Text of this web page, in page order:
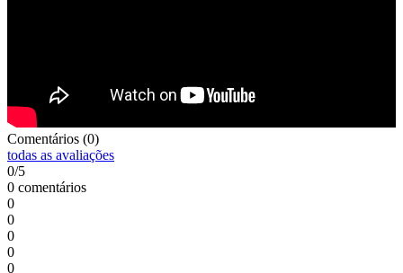
Comentários (0)
todas as avaliações
0/5
0 comentários
0
0
0
0
0